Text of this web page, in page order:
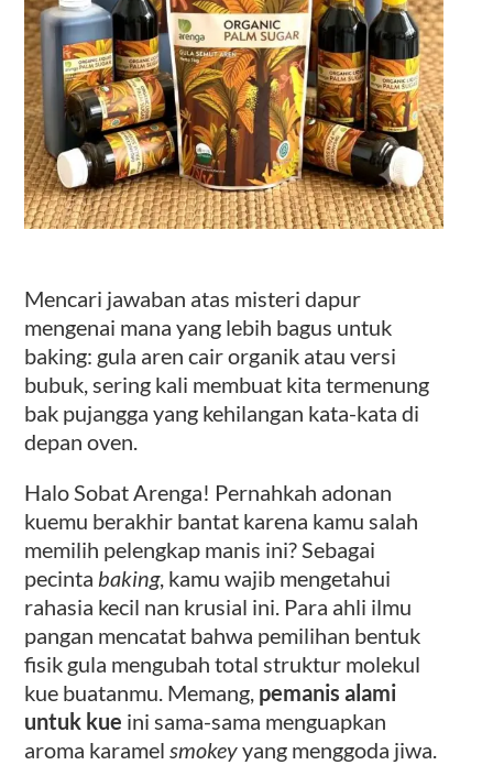
Mencari jawaban atas misteri dapur
mengenai mana yang lebih bagus untuk
baking: gula aren cair organik atau versi
bubuk, sering kali membuat kita termenung
bak pujangga yang kehilangan kata-kata di
depan oven.
Halo Sobat Arenga! Pernahkah adonan
kuemu berakhir bantat karena kamu salah
memilih pelengkap manis ini? Sebagai
pecinta baking, kamu wajib mengetahui
rahasia kecil nan krusial ini. Para ahli ilmu
pangan mencatat bahwa pemilihan bentuk
fisik gula mengubah total struktur molekul
kue buatanmu. Memang, pemanis alami
untuk kue ini sama-sama menguapkan
aroma karamelsmokeyyang menggoda jiwa.